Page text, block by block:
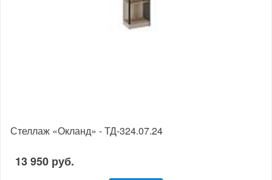
Стеллаж «Окланд» - ТД-324.07.24
13 950 руб.